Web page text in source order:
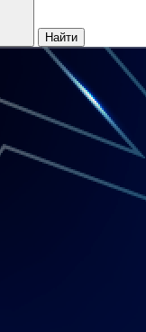
Найти